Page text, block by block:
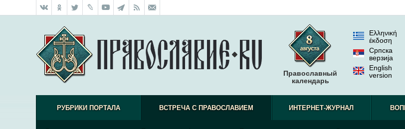
Православный
календарь
Ελληνική
έκδοση
Српска
верзиjа
English
version
РУБРИКИ ПОРТАЛА ВСТРЕЧА С ПРАВОСЛАВИЕМ ИНТЕРНЕТ-ЖУРНАЛ